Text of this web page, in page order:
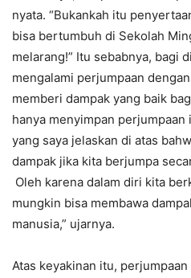
nyata. “Bukankah itu
bisa bertumbuh di Sekolah
melarang!” Itu sebabnya, bagi
mengalami perjumpaan
memberi dampak yang baik
hanya menyimpan perjumpaan
yang saya jelaskan di atas
dampak jika kita berjumpa
Oleh karena dalam diri kita
mungkin bisa membawa
manusia,” ujarnya.
Atas keyakinan itu,